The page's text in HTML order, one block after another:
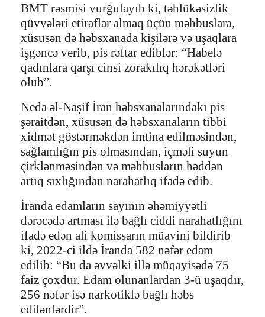
BMT rəsmisi vurğulayıb ki, təhlükəsizlik
qüvvələri etiraflar almaq üçün məhbuslara,
xüsusən də həbsxanada kişilərə və uşaqlara
işgəncə verib, pis rəftar ediblər: “Habelə
qadınlara qarşı cinsi zorakılıq hərəkətləri
olub”.
Neda əl-Naşif İran həbsxanalarındakı pis
şəraitdən, xüsusən də həbsxanaların tibbi
xidmət göstərməkdən imtina edilməsindən,
sağlamlığın pis olmasından, içməli suyun
çirklənməsindən və məhbusların həddən
artıq sıxlığından narahatlıq ifadə edib.
İranda edamların sayının əhəmiyyətli
dərəcədə artması ilə bağlı ciddi narahatlığını
ifadə edən ali komissarın müavini bildirib
ki, 2022-ci ildə İranda 582 nəfər edam
edilib: “Bu da əvvəlki illə müqayisədə 75
faiz çoxdur. Edam olunanlardan 3-ü uşaqdır,
256 nəfər isə narkotiklə bağlı həbs
edilənlərdir”.